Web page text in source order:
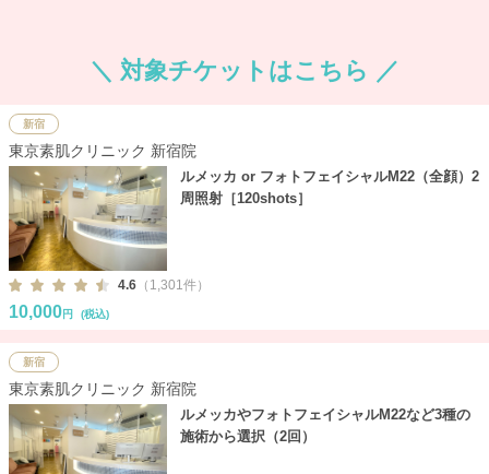
＼ 対象チケットはこちら ／
新宿
東京素肌クリニック 新宿院
ルメッカ or フォトフェイシャルM22（全顔）2
周照射［120shots］
4.6 （1,301件）
10,000円 (税込)
新宿
東京素肌クリニック 新宿院
ルメッカやフォトフェイシャルM22など3種の
施術から選択（2回）